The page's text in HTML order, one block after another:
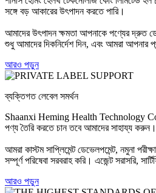
সঙ্গে বড় আকারের উৎপাদন করতে পারি।
আমাদের উৎপাদন ক্ষমতা আপনাকে পণ্যের দ্রুত
শুধু আমাদের দিকনির্দেশ দিন, এবং আমরা আপনার
আরও পড়ুন
ব্যক্তিগত লেবেল সমর্থন
Shaanxi Heming Health Technology Co.
পণ্য তৈরি করতে চান তবে আমাদের সাহায্য করুন।
আমরা কাস্টম সাপ্লিমেন্ট ডেভেলপমেন্ট, নমুনা
সম্পূর্ণ পরিষেবা সরবরাহ করি। এজেন্ট সরাসরি,
আরও পড়ুন